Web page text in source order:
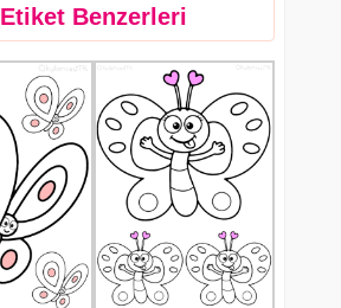
Etiket Benzerleri